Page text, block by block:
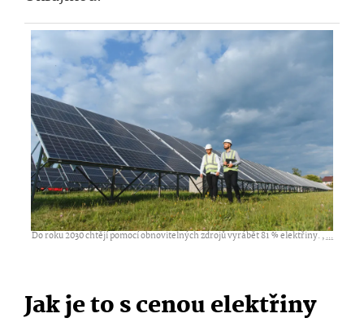
Do roku 2030 chtějí pomocí obnovitelných zdrojů vyrábět 81 % elektřiny. ,...
Jak je to s cenou elektřiny